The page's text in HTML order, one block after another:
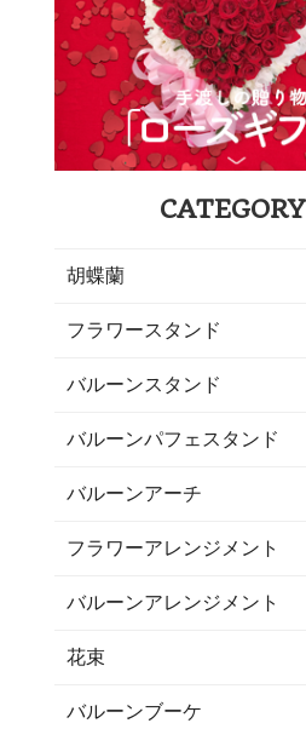
CATEGORY
胡蝶蘭
フラワースタンド
バルーンスタンド
バルーンパフェスタンド
バルーンアーチ
フラワーアレンジメント
バルーンアレンジメント
花束
バルーンブーケ